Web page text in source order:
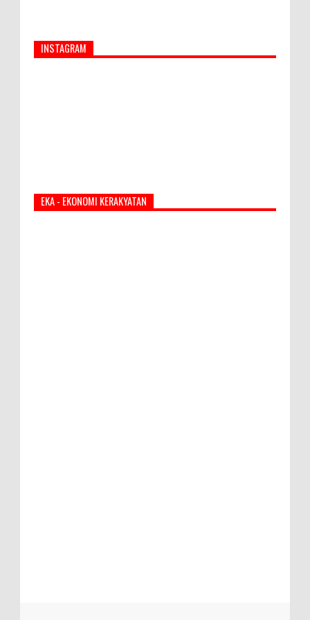
INSTAGRAM
EKA - EKONOMI KERAKYATAN